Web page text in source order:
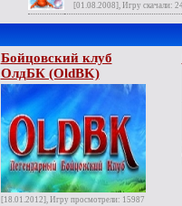
[01.08.2008], Игру скачали:
Бойцовский клуб
ОлдБК (OldBK)
[18.01.2012], Игру просмотрели: 15987